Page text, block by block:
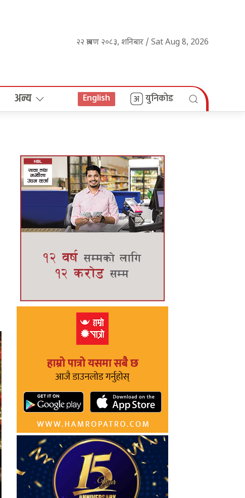
२२ श्रावण २०८३, शनिबार / Sat Aug 8, 2026
अन्य English युनिकोड